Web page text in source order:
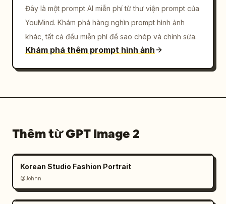
Đây là một prompt AI miễn phí từ thư viện prompt của
YouMind. Khám phá hàng nghìn prompt hình ảnh
khác, tất cả đều miễn phí để sao chép và chỉnh sửa.
Khám phá thêm prompt hình ảnh
Thêm từ GPT Image 2
Korean Studio Fashion Portrait
@Johnn